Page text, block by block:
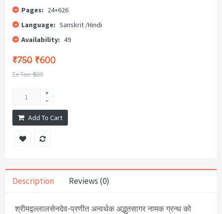
Pages: 24+626
Language: Sanskrit /Hindi
Availability: 49
₹750 ₹600
Ex Tax: ₹600
Add To Cart
Description Reviews (0)
श्रीमद्वल्लालसेनदेव-प्रणीत अन्वर्थक अद्भुतसागर नामक ग्रन्थ को